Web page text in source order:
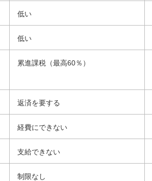
低い
低い
累進課税（最高60％）
返済を要する
経費にできない
支給できない
制限なし